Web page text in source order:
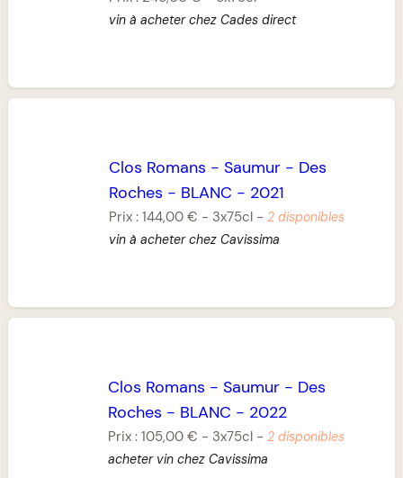
vin à acheter chez Cades direct
Clos Romans - Saumur- Des
Roches - BLANC - 2021
Prix : 144,00 € - 3x75cl- 2 disponibles
vin à acheter chez Cavissima
Clos Romans -Saumur - Des
Roches - BLANC - 2022
Prix :105,00 € - 3x75cl -2 disponibles
acheter vin chez Cavissima